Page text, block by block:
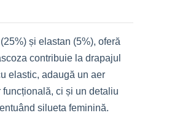
și elastan (5%), oferă
contribuie la drapajul
elastic, adaugă un aer
ci și un detaliu
silueta feminină.